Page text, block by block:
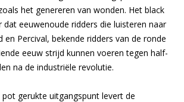
het genereren van wonden. Het black
eeuwenoude ridders die luisteren naar
en Percival, bekende ridders van de ronde
eeuw strijd kunnen voeren tegen half-
na de industriële revolutie.
gerukte uitgangspunt levert de